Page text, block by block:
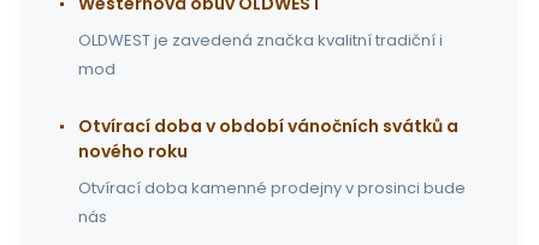
OLDWEST je zavedená značka kvalitní tradiční i
mod
Otvírací doba v období vánočních svátků a
nového roku
Otvírací doba kamenné prodejny v prosinci bude
nás